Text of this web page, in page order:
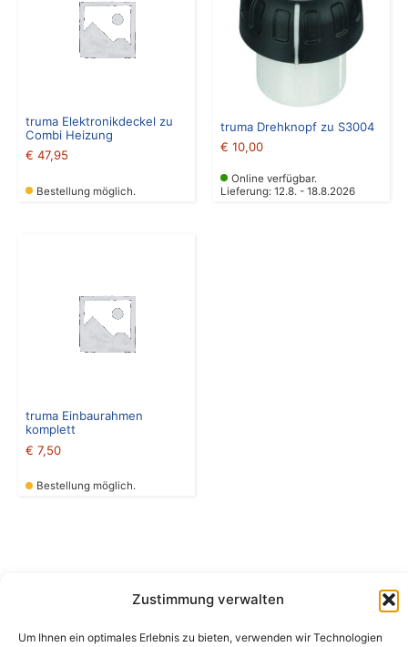
Zustimmung verwalten
Um Ihnen ein optimales Erlebnis zu bieten, verwenden wir Technologien
truma Elektronikdeckel zu
Combi Heizung
€ 47,95
Bestellung möglich.
truma Drehknopf zu S3004
€ 10,00
Online verfügbar.
Lieferung: 12.8. - 18.8.2026
truma Einbaurahmen
komplett
€ 7,50
Bestellung möglich.
Camping Bergler GmbH